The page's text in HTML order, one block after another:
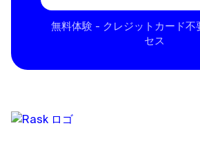
無料体験 - クレジットカード不
セス